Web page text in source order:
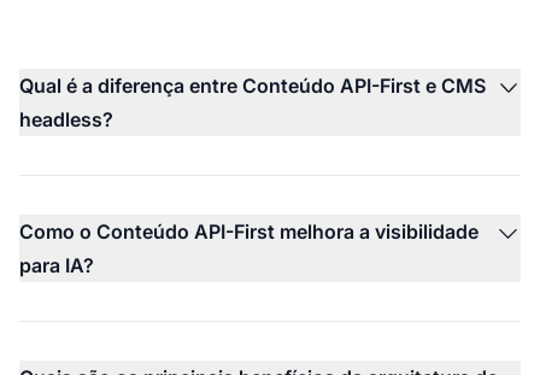
Qual é a diferença entre Conteúdo API-First e CMS
headless?
Como o Conteúdo API-First melhora a visibilidade
para IA?